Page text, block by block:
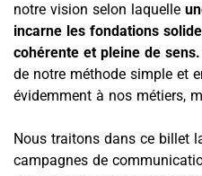
notre vision selon laquelle
incarne les fondations
cohérente et pleine de sens.
de notre méthode simple et
évidemment à nos métiers,
Nous traitons dans ce billet
campagnes de